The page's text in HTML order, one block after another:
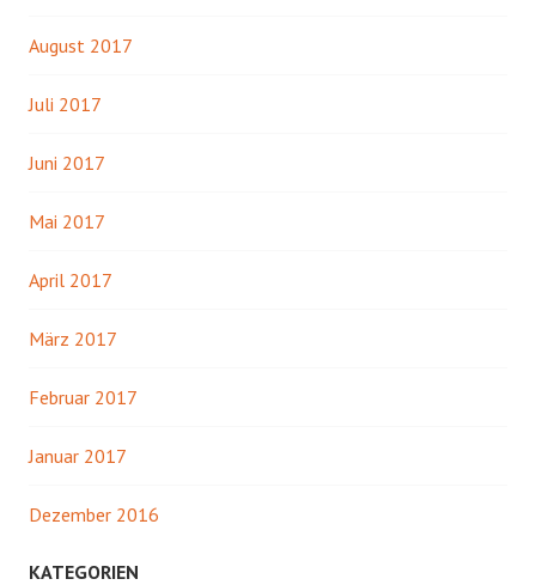
August 2017
Juli 2017
Juni 2017
Mai 2017
April 2017
März 2017
Februar 2017
Januar 2017
Dezember 2016
KATEGORIEN